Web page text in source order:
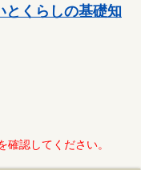
とくらしの基礎知
認してください。